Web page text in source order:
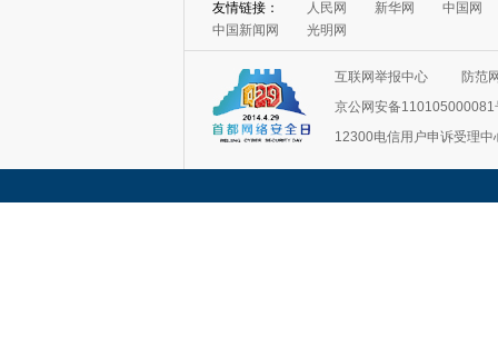
友情链接： 人民网 新华网
中国网
中国新闻网
光明网
互联网举报中心
防范
京公网安备110105000081
12300电信用户申诉受理中